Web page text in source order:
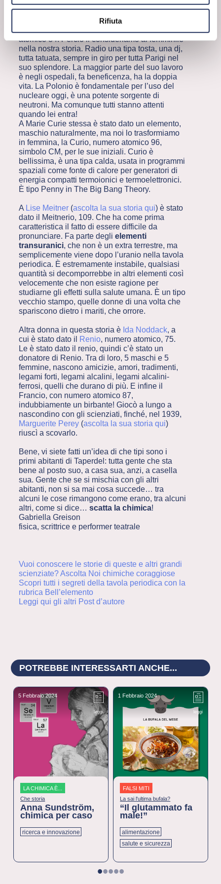
Rifiuta
elementi ci sono ledonne!Marie Curie(ascolta
), che ha scoperto il
polonio, Ra numero atomico 88, e Po numero
atomico 84. Perciò li consideriamo al femminile
nella nostra storia. Radio una tipa tosta, una dj,
tutta tatuata, sempre in giro per tutta Parigi nel
suo splendore. La maggior parte del suo lavoro
è negli ospedali, fa beneficenza, ha la doppia
vita. La Polonio è fondamentale per l’uso del
nucleare oggi, è una potente sorgente di
neutroni. Ma comunque tutti stanno attenti
quando lei entra!
A Marie Curie stessa è stato dato un elemento,
maschio naturalmente, ma noi lo trasformiamo
in femmina, la Curio, numero atomico 96,
simbolo CM, per le sue iniziali. Curio è
bellissima, è una tipa calda, usata in programmi
spaziali come fonte di calore per generatori di
energia compatti termoionici e termoelettronici.
È tipo Penny in The Big Bang Theory.
A Lise Meitner(ascolta la sua storia qui) è stato
dato il Meitnerio, 109. Che ha come prima
caratteristica il fatto di essere difficile da
pronunciare. Fa parte degli elementi
transuranici, che non è un extra terrestre, ma
semplicemente viene dopo l’uranio nella tavola
periodica. È estremamente instabile, qualsiasi
quantità si decomporrebbe in altri elementi così
velocemente che non esiste ragione per
studiarne gli effetti sulla salute umana. È un tipo
vecchio stampo, quelle donne di una volta che
spariscono dietro i mariti, che orrore.
Altra donna in questa storia è Ida Noddack, a
cui è stato dato il Renio, numero atomico, 75.
Le è stato dato il renio, quindi c’è stato un
donatore di Renio. Tra di loro, 5 maschi e 5
femmine, nascono amicizie, amori, tradimenti,
legami forti, legami alcalini, legami alcalini-
ferrosi, quelli che durano di più. E infine il
Francio, con numero atomico 87,
indubbiamente un birbante! Giocò a lungo a
nascondino con gli scienziati, finché, nel 1939,
Marguerite Perey(ascolta la sua storia qui)
riuscì a scovarlo.
Bene, vi siete fatti un’idea di che tipi sono i
primi abitanti di Taperdel: tutta gente che sta
bene al posto suo, a casa sua, anzi, a casella
sua. Gente che se si mischia con gli altri
abitanti, non si sa mai cosa succede… tra
alcuni le cose rimangono come erano, tra alcuni
altri, come si dice… scatta la chimica!
Gabriella Greison
fisica, scrittrice e performer teatrale
Vuoi conoscere le storie di queste e altri grandi
scienziate? Ascolta Noi chimiche coraggiose
Scopri tutti i segreti della tavola periodica con la
rubrica Bell’elemento
Leggi qui gli altri Post d’autore
POTREBBE INTERESSARTI ANCHE...
5 Febbraio 2024
leggi
LA CHIMICA È...
Che storia
Anna Sundström,
chimica per caso
ricerca e innovazione
1 Febbraio 2024
leggi
FALSI MITI
La sai l'ultima bufala?
“Il glutammato fa
male!”
alimentazione
salute e sicurezza
12345